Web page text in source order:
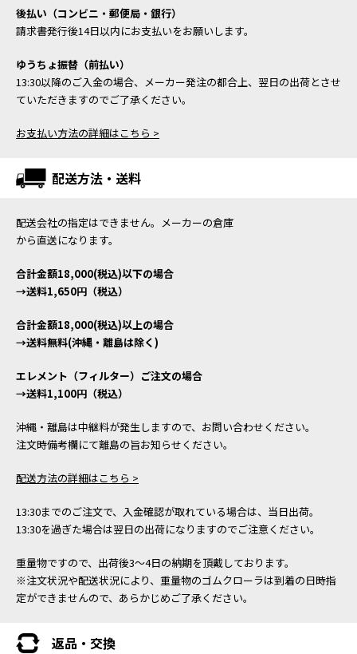
後払い（コンビニ・郵便局・銀行）
請求書発行後14日以内にお支払いをお願いします。
ゆうちょ振替（前払い）
13:30以降のご入金の場合、メーカー発注の都合上、翌日の出荷とさせ
ていただきますのでご了承ください。
お支払い方法の詳細はこちら >
配送方法・送料
配送会社の指定はできません。メーカーの倉庫
から直送になります。
合計金額18,000(税込)以下の場合
→送料1,650円（税込）
合計金額18,000(税込)以上の場合
→送料無料(沖縄・離島は除く)
エレメント（フィルター）ご注文の場合
→送料1,100円（税込）
沖縄・離島は中継料が発生しますので、お問い合わせください。
注文時備考欄にて離島の旨お知らせください。
配送方法の詳細はこちら >
13:30までのご注文で、入金確認が取れている場合は、当日出荷。
13:30を過ぎた場合は翌日の出荷になりますのでご注意ください。
重量物ですので、出荷後3～4日の納期を頂戴しております。
※注文状況や配送状況により、重量物のゴムクローラは到着の日時指
定ができませんので、あらかじめご了承ください。
返品・交換